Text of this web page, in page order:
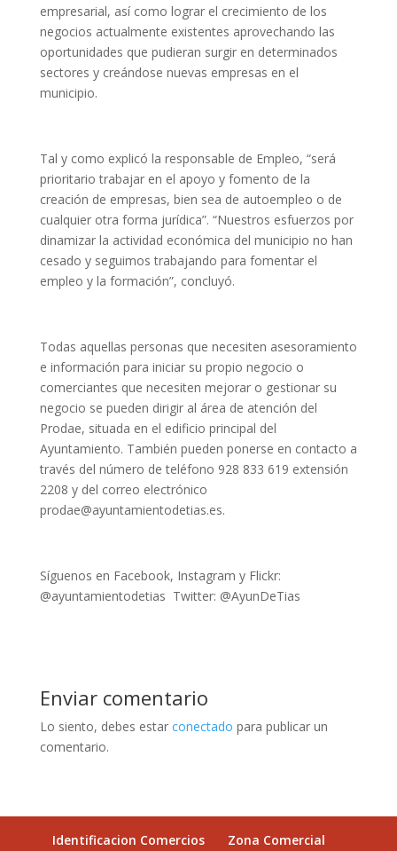
empresarial, así como lograr el crecimiento de los
negocios actualmente existentes aprovechando las
oportunidades que pudieran surgir en determinados
sectores y creándose nuevas empresas en el
municipio.
Tal y como explicó la responsable de Empleo, “será
prioritario trabajar en el apoyo y fomento de la
creación de empresas, bien sea de autoempleo o de
cualquier otra forma jurídica”. “Nuestros esfuerzos por
dinamizar la actividad económica del municipio no han
cesado y seguimos trabajando para fomentar el
empleo y la formación”, concluyó.
Todas aquellas personas que necesiten asesoramiento
e información para iniciar su propio negocio o
comerciantes que necesiten mejorar o gestionar su
negocio se pueden dirigir al área de atención del
Prodae, situada en el edificio principal del
Ayuntamiento. También pueden ponerse en contacto a
través del número de teléfono 928 833 619 extensión
2208 y del correo electrónico
prodae@ayuntamientodetias.es.
Síguenos en Facebook, Instagram y Flickr:
@ayuntamientodetias Twitter: @AyunDeTias
Enviar comentario
Lo siento, debes estar conectado para publicar un
comentario.
Identificacion Comercios Zona Comercial